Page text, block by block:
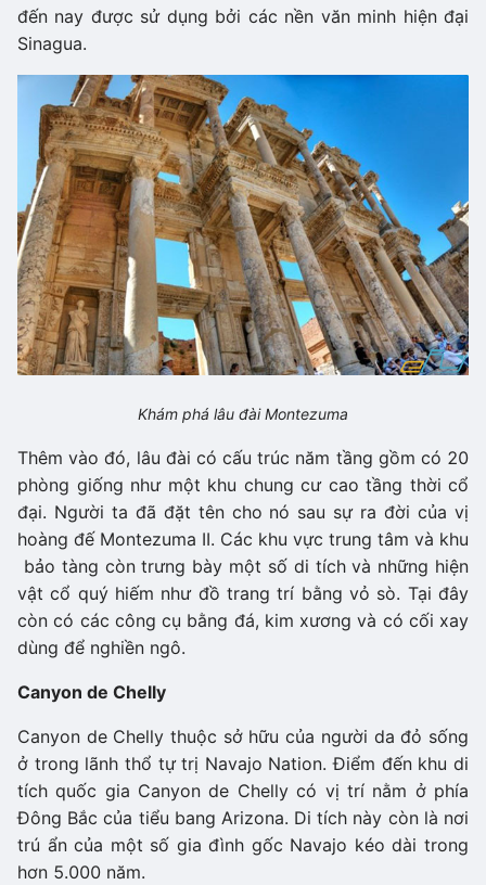
đến nay được sử dụng bởi các nền văn minh hiện đại
Sinagua.
Khám phá lâu đài Montezuma
Thêm vào đó, lâu đài có cấu trúc năm tầng gồm có 20
phòng giống như một khu chung cư cao tầng thời cổ
đại. Người ta đã đặt tên cho nó sau sự ra đời của vị
hoàng đế Montezuma II. Các khu vực trung tâm và khu
bảo tàng còn trưng bày một số di tích và những hiện
vật cổ quý hiếm như đồ trang trí bằng vỏ sò. Tại đây
còn có các công cụ bằng đá, kim xương và có cối xay
dùng để nghiền ngô.
Canyon de Chelly
Canyon de Chelly thuộc sở hữu của người da đỏ sống
ở trong lãnh thổ tự trị Navajo Nation. Điểm đến khu di
tích quốc gia Canyon de Chelly có vị trí nằm ở phía
Đông Bắc của tiểu bang Arizona. Di tích này còn là nơi
trú ẩn của một số gia đình gốc Navajo kéo dài trong
hơn 5.000 năm.